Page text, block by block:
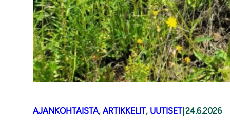
AJANKOHTAISTA, ARTIKKELIT, UUTISET| 24.6.2026